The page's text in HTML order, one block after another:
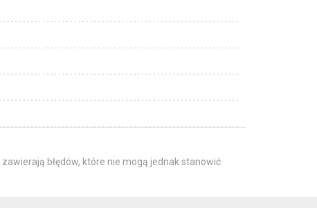
błędów, które nie mogą jednak stanowić